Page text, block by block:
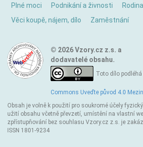
Plné moci
Podnikání a živnosti
Věci koupě, nájem, dílo
Zaměstnání
© 2026 Vzory.cz z.s. a
dodavatelé obsahu.
Toto dílo podléhá
Commons Uveďte původ 4.0
Obsah je volně k použití pro soukromé účely
užití obsahu včetně převzetí, umístění na vlastní
zpřístupňování bez souhlasu Vzory.cz z.s. je
ISSN 1801-9234